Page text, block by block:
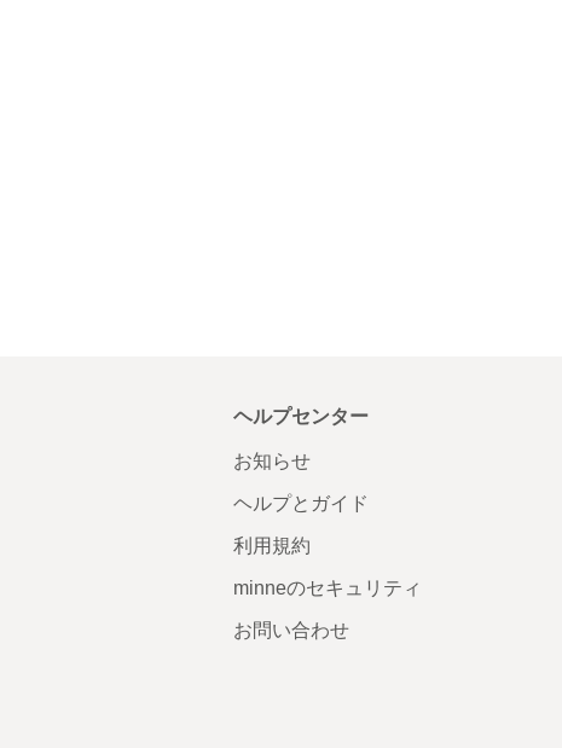
ヘルプセンター
お知らせ
ヘルプとガイド
利用規約
minneのセキュリティ
お問い合わせ